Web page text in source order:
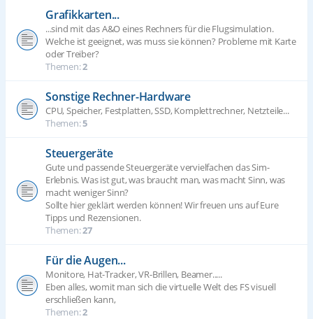
Grafikkarten...
...sind mit das A&O eines Rechners für die Flugsimulation.
Welche ist geeignet, was muss sie können? Probleme mit Karte
oder Treiber?
Themen:2
Sonstige Rechner-Hardware
CPU, Speicher, Festplatten, SSD, Komplettrechner, Netzteile...
Themen:5
Steuergeräte
Gute und passende Steuergeräte vervielfachen das Sim-
Erlebnis. Was ist gut, was braucht man, was macht Sinn, was
macht weniger Sinn?
Sollte hier geklärt werden können! Wir freuen uns auf Eure
Tipps und Rezensionen.
Themen:27
Für die Augen...
Monitore, Hat-Tracker, VR-Brillen, Beamer.....
Eben alles, womit man sich die virtuelle Welt des FS visuell
erschließen kann,
Themen:2